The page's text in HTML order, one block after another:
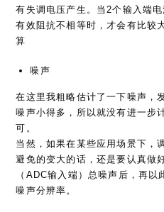
有失调电压产生。当2个输入端
有效阻抗不相等时，才会有比较
算
噪声
在这里我粗略估计了一下噪声，
噪声小得多，所以就没有进一步
可。
当然，如果在某些应用场景下，
避免的变大的话，还是要认真做
（ADC输入端）总噪声后，再
噪声分辨率。